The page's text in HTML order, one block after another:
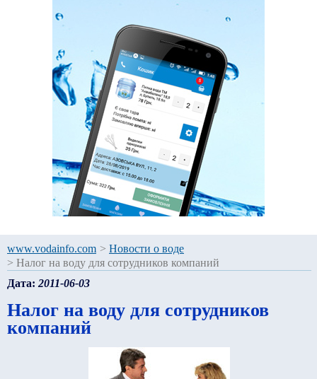
www.vodainfo.com > Новости о воде
> Налог на воду для сотрудников компаний
Дата: 2011-06-03
Налог на воду для сотрудников
компаний